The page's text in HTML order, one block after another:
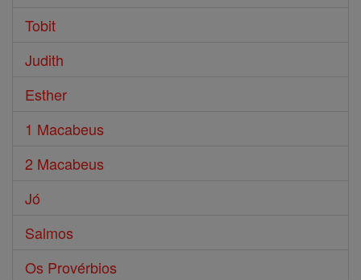
Tobit
Judith
Esther
1 Macabeus
2 Macabeus
Jó
Salmos
Os Provérbios